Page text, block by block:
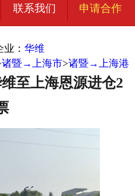
宜荣智联
在线留言
注册
联系我们 申请合作
业： 华维
诸暨→上海市>诸暨→上海港
至上海恩源进仓2